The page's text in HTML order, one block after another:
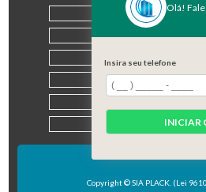
EMPRESA
CONTATO
MAPA DO
Copyright © SIA PLACK. (Lei
Olá!
Insira seu telefone
INICIAR